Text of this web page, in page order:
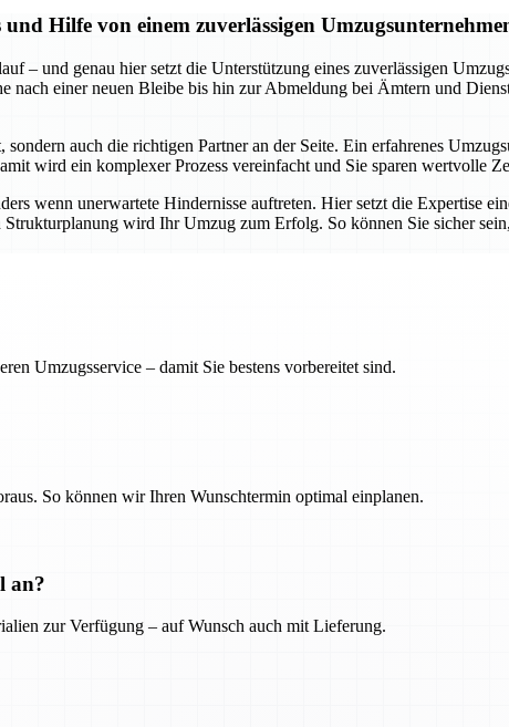
Hilfe von einem zuverlässigen
– und genau hier setzt die Unterstützung eines zuverlässigen
einer neuen Bleibe bis hin zur Abmeldung bei Ämtern und
auch die richtigen Partner an der Seite. Ein erfahrenes
wird ein komplexer Prozess vereinfacht und Sie sparen wertvolle
wenn unerwartete Hindernisse auftreten. Hier setzt die Expertise
wird Ihr Umzug zum Erfolg. So können Sie sicher
Umzugsservice – damit Sie bestens vorbereitet sind.
So können wir Ihren Wunschtermin optimal einplanen.
an?
zur Verfügung – auf Wunsch auch mit Lieferung.